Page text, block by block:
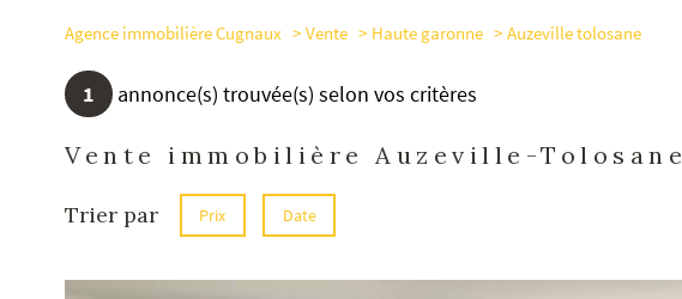
Agence immobilière Cugnaux
Vente Haute garonne Auzeville tolosane
1 annonce(s) trouvée(s) selon vos critères
Vente immobilière Auzeville-Tolosane
Trier par Prix Date